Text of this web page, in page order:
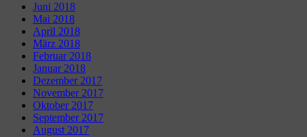
Juni 2018
Mai 2018
April 2018
März 2018
Februar 2018
Januar 2018
Dezember 2017
November 2017
Oktober 2017
September 2017
August 2017